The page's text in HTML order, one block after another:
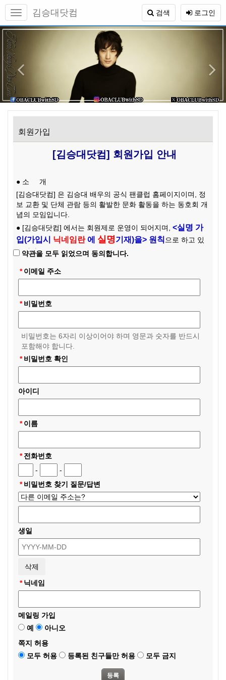
본
바
로
가
메
토
글
기
로그인
검색
김승대닷컴
이
1
회원가입
[김승대닷컴] 회원가입 안내
● 소 개
[김승대닷컴] 은 김승대 배우의 공식 팬클럽 홈페이지이며, 정
보 교환 및 단체 관람 등의 활발한 문화 활동을 하는 동호회 개
념의 모임입니다.
● [김승대닷컴] 에서는 회원제로 운영이 되어지며, <실명 가
입(가입시 닉네임란에 실명기재)을> 원칙 으로 하고 있
습니다.
[김승대닷컴] 은 <오름 김승대 배우>와 이 곳에서 함께하는 <
바릇이 함께하는 김승대 세상> 의 새로운 팬클럽입니다.
회원 가입 시 입력하는 개인정보는 공개하지 않는 한 절대 운
영자가 다른 목적으로 이용하지 않습니다.
개인정보는 [김승대닷컴] 사이트 이용에 대해 편의를 제공하기
위해서 입력 받고 있습니다.
● [김승대닷컴] 사이트 회원 가입 및 이용 시 유의 사항
이메일 및 아이디가 차단될 수 있으니 유의하여 주시기 바랍니
다.
2. 특정인이나 다수에 대해서 불쾌한 행위나 비 매너적인
행위를 일삼을 경우
3. 같은 내용의 글을 여러 게시판에 도배를 할 경우 (내용에
상관없음)
4. 광고 및 상업적 글 게시할 경우
● [김승대닷컴] 에는 많은 수의 게시판들이 있기 때문에 해당
게시판의 내용에 적절하지 못한 게시물일 경우 관리자가 판단
● 회원 탈퇴
[김승대닷컴] 회원 탈퇴는 언제든지 할 수 있으며, 탈퇴된 정보
는 탈퇴시 삭제됩니다.
기 바랍니다. <탈퇴 시 재 가입이 되지 않습니다. 유의 하시길
바랍니다>
● 가입 방법
아래 항목의 입력을 완료하고 가입 버튼을 누르시면 됩니다.
약관을 모두 읽었으며 동의합니다.
이메일 주소
*
비밀번호
*
비밀번호는 6자리 이상이어야 하며 영문과 숫자를 반드시
포함해야 합니다.
비밀번호 확인
*
아이디
* 이름
* 전화번호
-
-
* 비밀번호 찾기 질문/답변
생일
* 닉네임
메일링 가입
예
아니오
쪽지 허용
모두 허용
등록된 친구들만 허용 모두 금지